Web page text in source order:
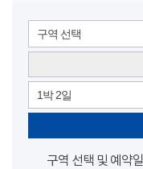
구역 선택
1박 2일
구역 선택 및 예약